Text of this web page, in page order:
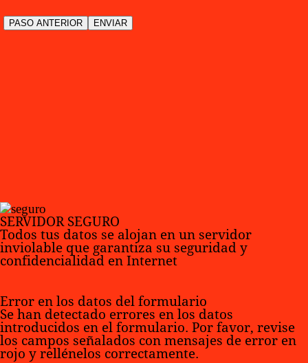
SERVIDOR SEGURO
Todos tus datos se alojan en un servidor
inviolable que garantiza su seguridad y
confidencialidad en Internet
Error en los datos del formulario
Se han detectado errores en los datos
introducidos en el formulario. Por favor, revise
los campos señalados con mensajes de error en
rojo y rellénelos correctamente.